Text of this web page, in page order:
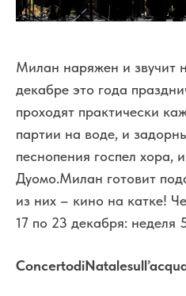
Милан наряжен и звучит
декабре это года
проходят практически
партии на воде, и
песнопения госпел хора,
Дуомо.Милан готовит
из них – кино на катке!
17 по 23 декабря: неделя
ConcertodiNatalesull’